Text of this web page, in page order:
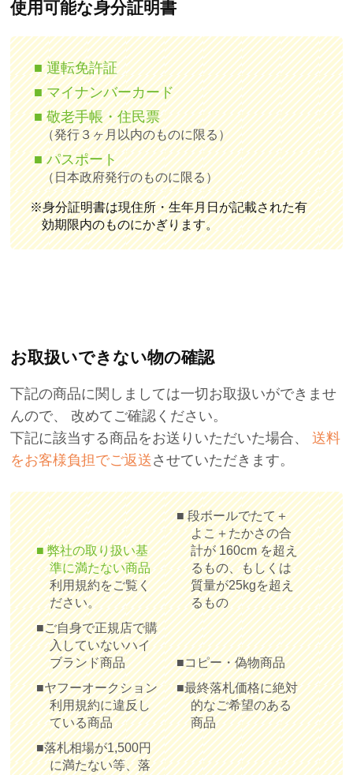
使用可能な身分証明書
■ 運転免許証
■ マイナンバーカード
■ 敬老手帳・住民票
（発行３ヶ月以内のものに限る）
■ パスポート
（日本政府発行のものに限る）
※身分証明書は現住所・生年月日が記載された有
効期限内のものにかぎります。
お取扱いできない物の確認
下記の商品に関しましては一切お取扱いができませ
んので、 改めてご確認ください。
下記に該当する商品をお送りいただいた場合、送料
をお客様負担でご返送 させていただきます。
■ 弊社の取り扱い基
準に満たない商品
利用規約をご覧く
ださい。
■ 段ボールでたて＋
よこ＋たかさの合
計が 160cm を超え
るもの、もしくは
質量が25kgを超え
るもの
■ご自身で正規店で購
入していないハイ
ブランド商品
■コピー・偽物商品
■ヤフーオークション
利用規約に違反し
ている商品
■最終落札価格に絶対
的なご希望のある
商品
■落札相場が1,500円
に満たない等、落